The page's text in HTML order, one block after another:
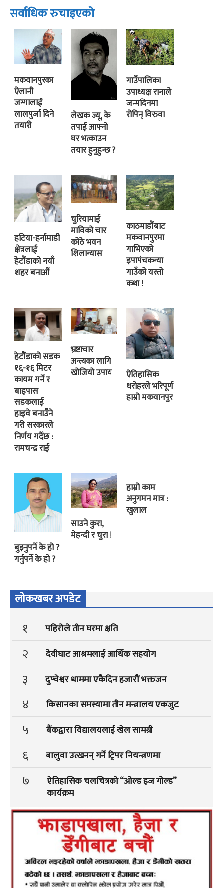
सर्वाधिक रुचाइएको
मकवानपुरका
ऐलानी
जग्गालाई
लालपुर्जा दिने
तयारी
लेखक ज्यू, के
तपाई आफ्नो
घर भत्काउन
तयार हुनुहुन्छ ?
गाउँपालिका
उपाध्यक्ष रानाले
जन्मदिनमा
रोपिन् विरुवा
हटिया-हर्नामाडी
क्षेत्रलाई
हेटौंडाको नयाँ
शहर बनाऔं
चुरियामाई
माविको चार
कोठे भवन
शिलान्यास
काठमाडौंबाट
मकवानपुरमा
गाभिएको
इपापंचकन्या
गाउँको यस्तो
कथा !
हेटौंडाको सडक
१६-१६ मिटर
कायम गर्ने र
बाइपास
सडकलाई
हाइवे बनाउँने
गरी सरकारले
निर्णय गर्दैछ :
रामचन्द्र राई
भ्रष्टाचार
अन्त्यका लागि
खोजियो उपाय
ऐतिहासिक
धरोहरले भरिपूर्ण
हाम्रो मकवानपुर
बुझ्नुपर्ने के हो ?
गर्नुपर्ने के हो ?
साउने कुरा,
मेहन्दी र चुरा !
हाम्रो काम
अनुगमन मात्र :
खुलाल
लोकखबर अपडेट
१ पहिरोले तीन घरमा क्षति
२ देवीघाट आश्रमलाई आर्थिक सहयोग
३ दुप्चेश्वर धाममा एकैदिन हजारौं भक्तजन
४ किसानका समस्यामा तीन मन्त्रालय एकजुट
५ बैंकद्वारा विद्यालयलाई खेल सामग्री
६ बालुवा उत्खनन् गर्ने ट्रिपर नियन्त्रणमा
७
ऐतिहासिक चलचित्रको “ओल्ड इज गोल्ड”
कार्यक्रम